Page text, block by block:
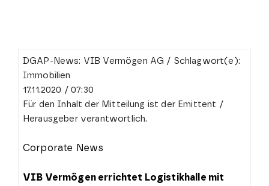
DGAP-News: VIB Vermögen AG / Schlagwort(e):
Immobilien
17.11.2020 / 07:30
Für den Inhalt der Mitteilung ist der Emittent /
Herausgeber verantwortlich.
Corporate News
VIB Vermögen errichtet Logistikhalle mit